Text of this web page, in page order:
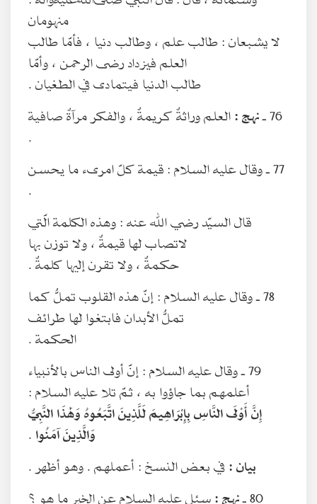
منهومان
لا يشبعان : طالب علم ، وطالب دنيا ، فأمّا طالب
العلم فيزداد رضى الرحمن ، وأمّا
طالب الدنيا فيتمادى في الطغيان .
76 ـ نهج :العلم وراثةٌ كريمةٌ ، والفكر مرآةٌ صافية
.
77 ـ وقال عليه السلام : قيمة كلّ امرىء ما يحسن
.
قال السيّد رضي الله عنه : وهذه الكلمة الّتي
لاتصاب لها قيمةٌ ، ولا توزن بها
حكمةٌ ، ولا تقرن إليها كلمةٌ .
78 ـ وقال عليه السلام : إنّ هذه القلوب تملُّ كما
تملُّ الأبدان فابتغوا لها طرائف
الحكمة .
79 ـ وقال عليه السلام : إنّ أولى الناس بالأنبياء
أعلمهم بما جاؤوا به ، ثمّ تلا عليه السلام :
إِنَّ أَوْلَى النَّاسِ بِإِبْرَاهِيمَ لَلَّذِينَ اتَّبَعُوهُ وَهَٰذَا النَّبِيُّ
وَالَّذِينَ آمَنُوا.
بيان :في بعض النسخ : أعملهم . وهو أظهر .
80 ـ نهج :سئل عليه السلام عن الخير ما هو ؟